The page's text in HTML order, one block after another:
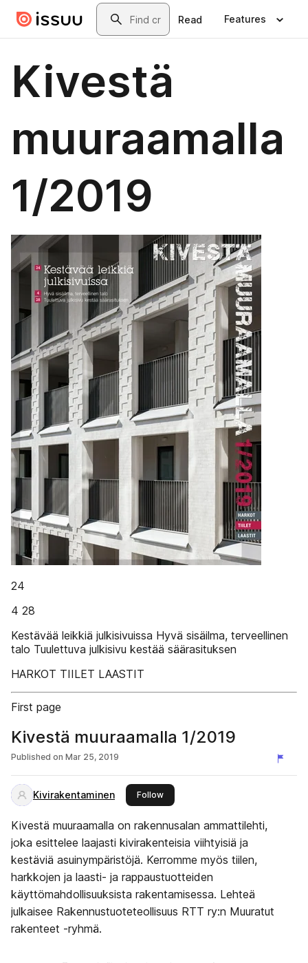
Skip to main contentSearch
Read Features
Kivestä
muuraamalla
1/2019
24
4 28
Kestävää leikkiä julkisivuissa Hyvä sisäilma, terveellinen
talo Tuulettuva julkisivu kestää säärasituksen
HARKOT TIILET LAASTIT
First page
Kivestä muuraamalla 1/2019
Published on Mar 25, 2019
Kivirakentaminen Followthis publisher
Kivestä muuraamalla on rakennusalan ammattilehti,
joka esittelee laajasti kivirakenteisia viihtyisiä ja
kestäviä asuinympäristöjä. Kerromme myös tiilen,
harkkojen ja laasti- ja rappaustuotteiden
käyttömahdollisuuksista rakentamisessa. Lehteä
julkaisee Rakennustuoteteollisuus RTT ry:n Muuratut
rakenteet -ryhmä.